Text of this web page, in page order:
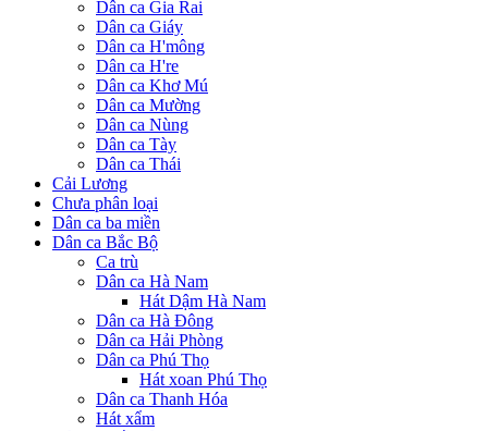
Dân ca Gia Rai
Dân ca Giáy
Dân ca H'mông
Dân ca H're
Dân ca Khơ Mú
Dân ca Mường
Dân ca Nùng
Dân ca Tày
Dân ca Thái
Cải Lương
Chưa phân loại
Dân ca ba miền
Dân ca Bắc Bộ
Ca trù
Dân ca Hà Nam
Hát Dậm Hà Nam
Dân ca Hà Đông
Dân ca Hải Phòng
Dân ca Phú Thọ
Hát xoan Phú Thọ
Dân ca Thanh Hóa
Hát xẩm